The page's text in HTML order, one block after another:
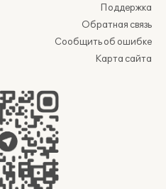
Поддержка
Обратная связь
Сообщить об ошибке
Карта сайта